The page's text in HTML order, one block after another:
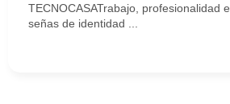
TECNOCASATrabajo, profesionalidad
señas de identidad ...